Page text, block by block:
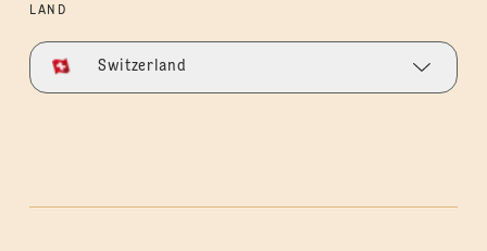
LAND
Switzerland